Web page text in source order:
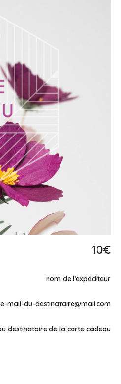
10€
nom de l’expéditeur
e-mail-du-destinataire@mail.com
destinataire de la carte cadeau